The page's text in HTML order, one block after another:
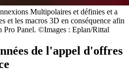
Multipolaires et définies et a
et les macros 3D en conséquence afin
Pro Panel. ©Images : Eplan/Rittal
de l'appel d'offres